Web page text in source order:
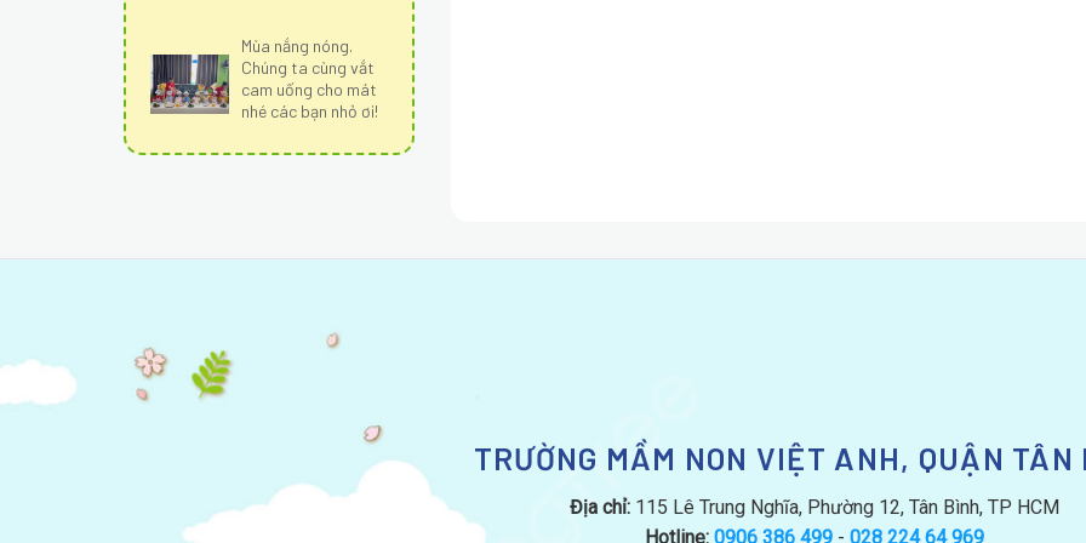
Mùa nắng nóng.
Chúng ta cùng vắt
cam uống cho mát
nhé các bạn nhỏ ơi!
TRƯỜNG MẦM NON VIỆT ANH, QUẬN TÂN
Địa chỉ: 115 Lê Trung Nghĩa, Phường 12, Tân Bình, TP HCM
Hotline: 0906 386 499 - 028 224 64 969